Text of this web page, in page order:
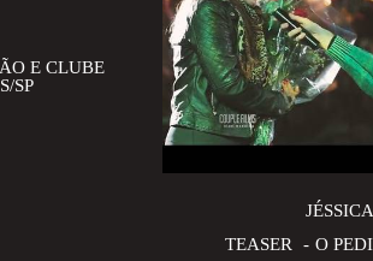
E CLUBE
SP
TEASER
O